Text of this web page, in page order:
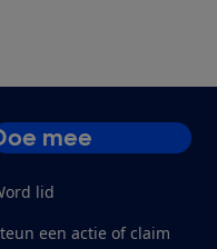
mee
lid
een actie of claim